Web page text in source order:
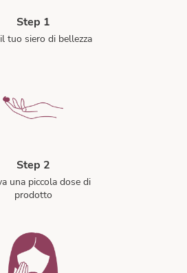
Step 1
tuo siero di bellezza
Step 2
una piccola dose di
prodotto